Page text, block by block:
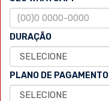
DURAÇÃO
PLANO DE PAGAMENTO